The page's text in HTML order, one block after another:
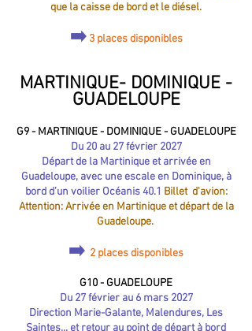
que la caisse de bord et le diésel.
➡️ 3 places disponibles
MARTINIQUE- DOMINIQUE -
GUADELOUPE
G9 - MARTINIQUE - DOMINIQUE - GUADELOUPE​
Du 20 au 27 février 2027
Départ de la Martinique et arrivée en
Guadeloupe, avec une escale en Dominique, à
bord d’un voilier Océanis 40.1 Billet d'avion:
Attention: Arrivée en Martinique et départ de la
Guadeloupe.
➡️ 2 places disponibles
G10 - GUADELOUPE​
Du 27 février au 6 mars 2027
Direction Marie-Galante, Malendures, Les
Saintes... et retour au point de départ à bord